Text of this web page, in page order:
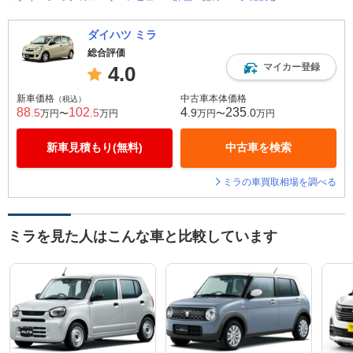
ダイハツ ミラ
総合評価
4.0 マイカー登録
新車価格 （税込）
88 .5万円〜102 .5万円
新車見積もり(無料)
中古車本体価格
4 .9万円〜235 .0万円
中古車を検索
ミラの車買取相場を調べる
ミラを見た人はこんな車と比較しています